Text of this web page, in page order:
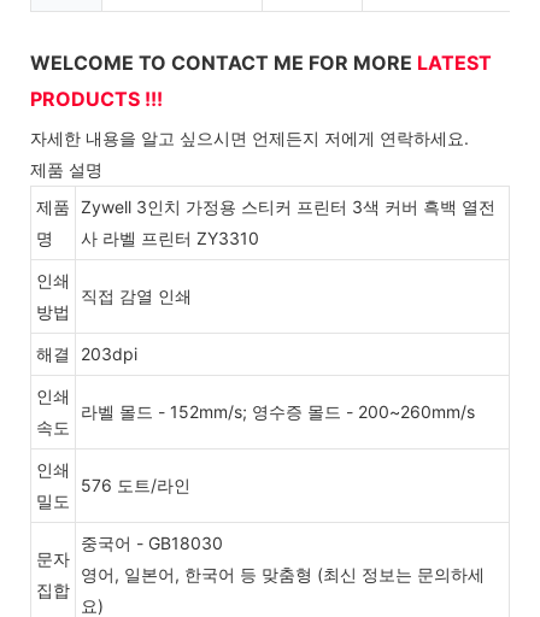
WELCOME TO CONTACT ME FOR MORE LATEST
PRODUCTS !!!
자세한 내용을 알고 싶으시면 언제든지 저에게 연락하세요.
제품 설명
제품
명
Zywell 3인치 가정용 스티커 프린터 3색 커버 흑백 열전
사 라벨 프린터 ZY3310
인쇄
방법
직접 감열 인쇄
해결 203dpi
인쇄
속도
라벨 몰드 - 152mm/s; 영수증 몰드 - 200~260mm/s
인쇄
밀도
576 도트/라인
문자
집합
중국어 - GB18030
영어, 일본어, 한국어 등 맞춤형 (최신 정보는 문의하세
요)